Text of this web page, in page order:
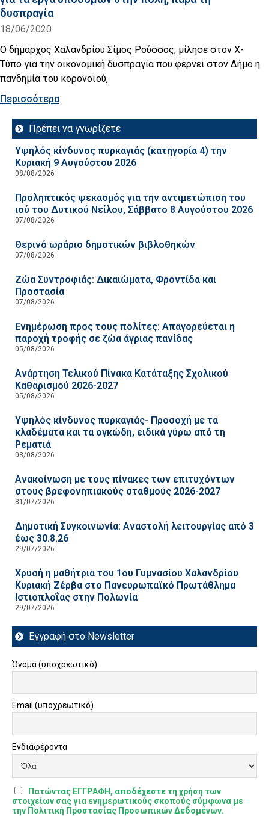
δυσπραγία
18/06/2020
Ο δήμαρχος Χαλανδρίου Σίμος Ρούσσος, μίλησε στον Χ-
Τύπο για την οικονομική δυσπραγία που φέρνει στον Δήμο η
πανδημία του κορονοϊού,
Περισσότερα
Πρέπει να γνωρίζετε
Υψηλός κίνδυνος πυρκαγιάς (κατηγορία 4) την
Κυριακή 9 Αυγούστου 2026
08/08/2026
Προληπτικός ψεκασμός για την αντιμετώπιση του
ιού του Δυτικού Νείλου, Σάββατο 8 Αυγούστου 2026
07/08/2026
Θερινό ωράριο δημοτικών βιβλοθηκών
07/08/2026
Ζώα Συντροφιάς: Δικαιώματα, Φροντίδα και
Προστασία
07/08/2026
Ενημέρωση προς τους πολίτες: Απαγορεύεται η
παροχή τροφής σε ζώα άγριας πανίδας
05/08/2026
Ανάρτηση Τελικού Πίνακα Κατάταξης Σχολικού
Καθαρισμού 2026-2027
05/08/2026
Υψηλός κίνδυνος πυρκαγιάς- Προσοχή με τα
κλαδέματα και τα ογκώδη, ειδικά γύρω από τη
Ρεματιά
03/08/2026
Ανακοίνωση με τους πίνακες των επιτυχόντων
στους βρεφονηπιακούς σταθμούς 2026-2027
31/07/2026
Δημοτική Συγκοινωνία: Αναστολή λειτουργίας από 3
έως 30.8.26
29/07/2026
Χρυσή η μαθήτρια του 1ου Γυμνασίου Χαλανδρίου
Κυριακή Ζέρβα στο Πανευρωπαϊκό Πρωτάθλημα
Ιστιοπλοΐας στην Πολωνία
29/07/2026
Εγγραφή στο Newsletter
Όνομα (υποχρεωτικό)
Email (υποχρεωτικό)
Ενδιαφέροντα
Πατώντας ΕΓΓΡΑΦΗ, αποδέχεστε τη χρήση των
στοιχείων σας για ενημερωτικούς σκοπούς σύμφωνα με
την Πολιτική Προστασίας Προσωπικών Δεδομένων.